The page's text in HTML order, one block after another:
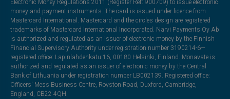
Electronic Money Regulations 2011 (Register Ref: 900709) to issue electronic
money and payment instruments. The card is issued under licence from
Mastercard International. Mastercard and the circles design are registered
trademarks of Mastercard International Incorporated. Narvi Payments Oy Ab
is authorized and regulated as an issuer of electronic money by the Finnish
Financial Supervisory Authority under registration number 3190214-6—
registered office: Lapinlahdenkatu 16, 00180 Helsinki, Finland. Monavate is
authorized and regulated as an issuer of electronic money by the Central
Bank of Lithuania under registration number LB002139. Registered office:
Officers' Mess Business Centre, Royston Road, Duxford, Cambridge,
England, CB22 4QH.